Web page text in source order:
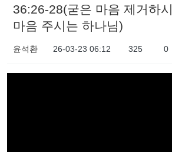
36:26-28(굳은 마음 제거하
마음 주시는 하나님)
윤석환 26-03-23 06:12 325 0